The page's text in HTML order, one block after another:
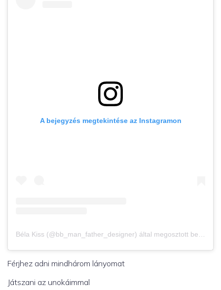
A bejegyzés megtekintése az Instagramon
Férjhez adni mindhárom lányomat
Játszani az unokáimmal